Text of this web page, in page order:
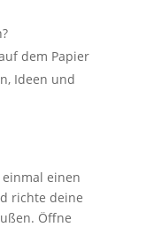
dem Papier
Ideen und
einen
richte deine
Öffne